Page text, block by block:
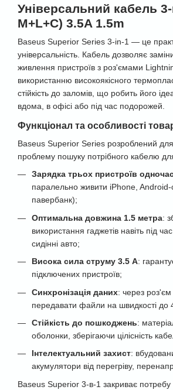
Універсальний кабель
M+L+C) 3.5A 1.5m
Baseus Superior Series 3-in-1 — це
універсальність. Кабель дозволяє
живлення пристроїв з роз'ємами
використанню високоякісного
стійкість до заломів, що робить його
вдома, в офісі або під час подорожей.
Функціонал та особливості
Baseus Superior Series розроблений
проблему пошуку потрібного кабелю
Зарядка трьох пристроїв
паралельно живити iPhone,
павербанк);
Оптимальна довжина 1.5 метра:
використання гаджетів навіть під
сидінні авто;
Висока сила струму 3.5 А:
підключених пристроїв;
Синхронізація даних: через
передавати файли на швидкості до
Стійкість до пошкоджень:
оболонки, зберігаючи цілісність
Інтелектуальний захист:
акумулятори від перегріву,
Baseus Superior 3-в-1 закриває